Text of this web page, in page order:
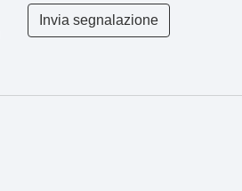
Invia segnalazione